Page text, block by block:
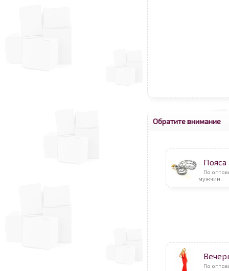
Обратите внимание
По
мужчин.
По